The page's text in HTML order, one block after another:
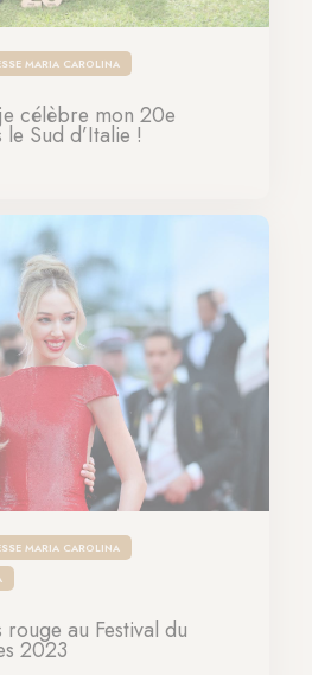
MARIA CAROLINA
célèbre mon 20e
Sud d’Italie !
MARIA CAROLINA
au Festival du
2023